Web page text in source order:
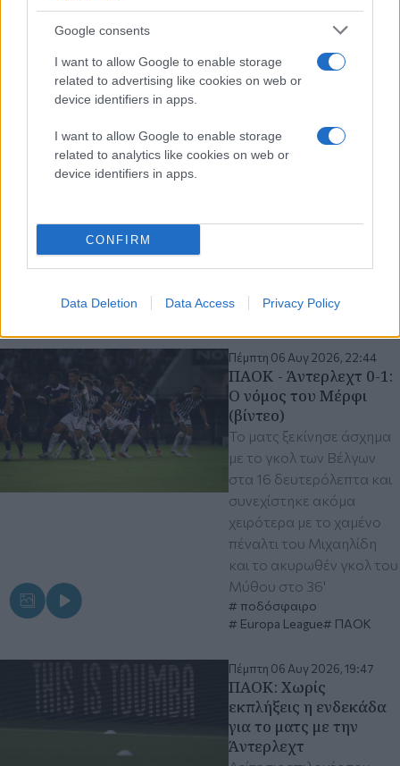
Google consents
I want to allow Google to enable storage
related to advertising like cookies on web or
device identifiers in apps.
I want to allow Google to enable storage
related to analytics like cookies on web or
device identifiers in apps.
CONFIRM
Data Deletion Data Access Privacy Policy
Διαβάστε περισσότερα
Πέμπτη 06 Αυγ 2026, 22:44
ΠΑΟΚ - Άντερλεχτ 0-1:
Ο νόμος του Μέρφι
(βίντεο)
Το ματς ξεκίνησε άσχημα
με το γκολ των Βέλγων
στα 16 δευτερόλεπτα και
συνεχίστηκε ακόμα
χειρότερα με το χαμένο
πέναλτι του Μιχαηλίδη
και το ακυρωθέν γκολ του
Μύθου στο 36'
ποδόσφαιρο
Europa League
ΠΑΟΚ
Πέμπτη 06 Αυγ 2026, 19:47
ΠΑΟΚ: Χωρίς
εκπλήξεις η ενδεκάδα
για το ματς με την
Άντερλεχτ